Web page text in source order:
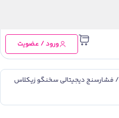
ورود / عضویت
/ فشارسنج دیجیتالی سخنگو زیکلاس